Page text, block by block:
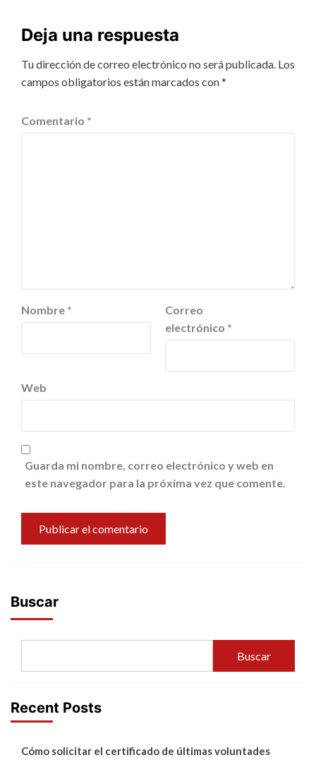
Deja una respuesta
Tu dirección de correo electrónico no será publicada. Los
campos obligatorios están marcados con*
Comentario *
Nombre *
Correo
electrónico *
Web
Guarda mi nombre, correo electrónico y web en
este navegador para la próxima vez que comente.
Buscar
Buscar
Recent Posts
Cómo solicitar el certificado de últimas voluntades